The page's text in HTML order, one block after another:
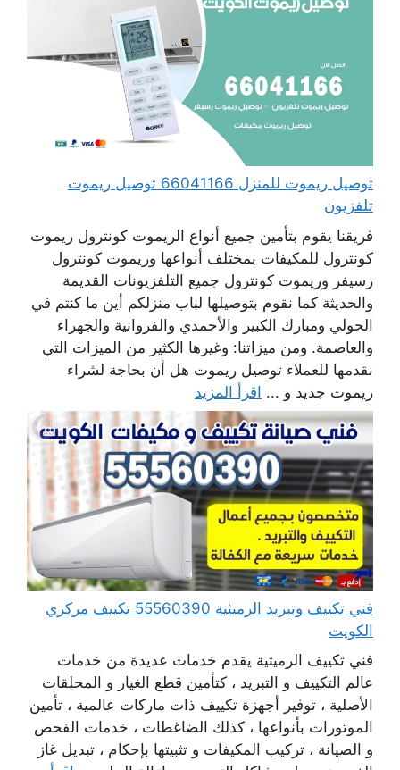
توصيل ريموت للمنزل 66041166 توصيل ريموت
تلفزيون
فريقنا يقوم بتأمين جميع أنواع الريموت كونترول ريموت
كونترول للمكيفات بمختلف أنواعها وريموت كونترول
رسيفر وريموت كونترول جميع التلفزيونات القديمة
والحديثة كما نقوم بتوصيلها لباب منزلكم أين ما كنتم في
الحولي ومبارك الكبير والأحمدي والفروانية والجهراء
والعاصمة. ومن ميزاتنا: وغيرها الكثير من الميزات التي
نقدمها للعملاء توصيل ريموت هل أن بحاجة لشراء
ريموت جديد و ... اقرأ المزيد
فني تكييف وتبريد الرميثية 55560390 تكييف مركزي
الكويت
فني تكييف الرميثية يقدم خدمات عديدة من خدمات
عالم التكييف و التبريد ، كتأمين قطع الغيار و المحلقات
الأصلية ، توفير أجهزة تكييف ذات ماركات عالمية ، تأمين
الموتورات بأنواعها ، كذلك الضاغطات ، خدمات الفحص
و الصيانة ، تركيب المكيفات و تثبيتها بإحكام ، تبديل غاز